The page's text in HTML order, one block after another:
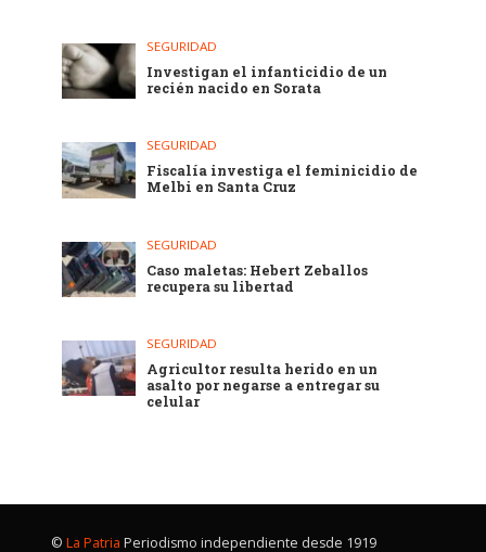
SEGURIDAD
Investigan el infanticidio de un
recién nacido en Sorata
SEGURIDAD
Fiscalía investiga el feminicidio de
Melbi en Santa Cruz
SEGURIDAD
Caso maletas: Hebert Zeballos
recupera su libertad
SEGURIDAD
Agricultor resulta herido en un
asalto por negarse a entregar su
celular
© La Patria Periodismo independiente desde 1919